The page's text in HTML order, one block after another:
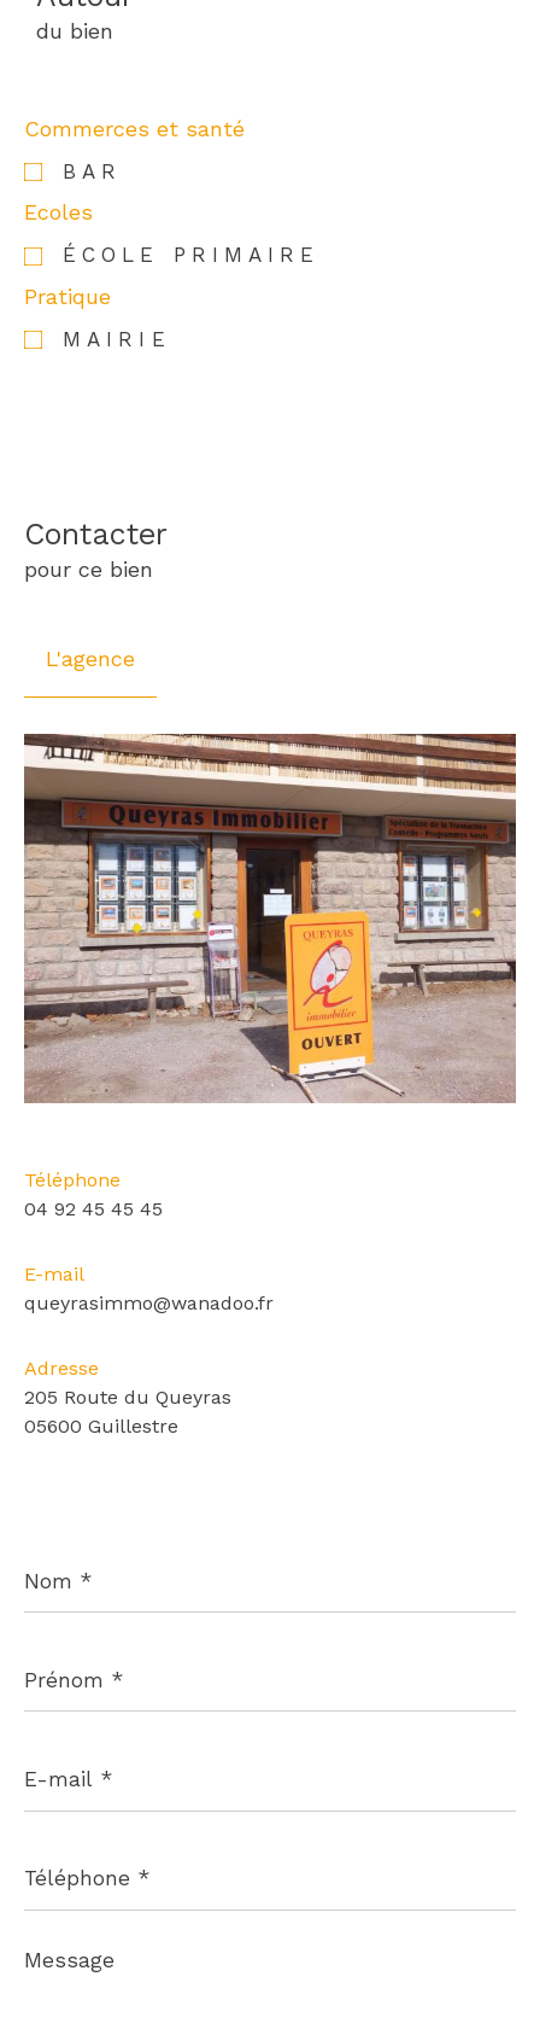
du bien
Commerces et santé
BAR
Ecoles
ÉCOLE PRIMAIRE
Pratique
MAIRIE
Contacter
pour ce bien
L'agence
Téléphone
04 92 45 45 45
E-mail
queyrasimmo@wanadoo.fr
Adresse
205 Route du Queyras
05600 Guillestre
*
*
mail
*
*
Message
*